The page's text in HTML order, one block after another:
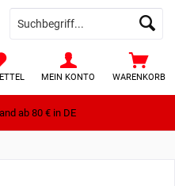
ab 80 € in DE
WARENKORB
MEIN KONTO